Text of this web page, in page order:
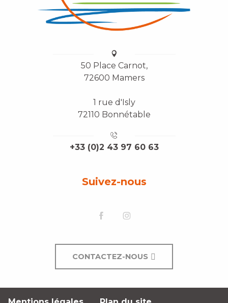
50 Place Carnot,
72600 Mamers
1 rue d'Isly
72110 Bonnétable
+33 (0)2 43 97 60 63
Suivez-nous
CONTACTEZ-NOUS